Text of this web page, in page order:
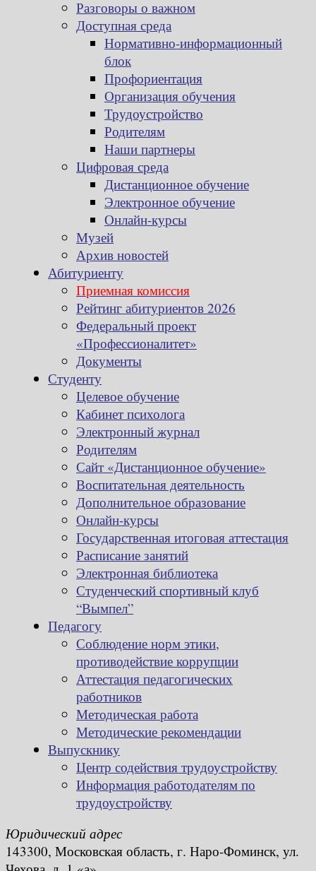
Разговоры о важном
Доступная среда
Нормативно-информационный
блок
Профориентация
Организация обучения
Трудоустройство
Родителям
Наши партнеры
Цифровая среда
Дистанционное обучение
Электронное обучение
Онлайн-курсы
Музей
Архив новостей
Абитуриенту
Приемная комиссия
Рейтинг абитуриентов 2026
Федеральный проект
«Профессионалитет»
Документы
Студенту
Целевое обучение
Кабинет психолога
Электронный журнал
Родителям
Сайт «Дистанционное обучение»
Воспитательная деятельность
Дополнительное образование
Онлайн-курсы
Государственная итоговая аттестация
Расписание занятий
Электронная библиотека
Студенческий спортивный клуб
“Вымпел”
Педагогу
Соблюдение норм этики,
противодействие коррупции
Аттестация педагогических
работников
Методическая работа
Методические рекомендации
Выпускнику
Центр содействия трудоустройству
Информация работодателям по
трудоустройству
Юридический адрес
143300, Московская область, г. Наро-Фоминск, ул.